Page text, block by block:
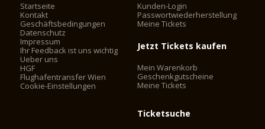
Startseite
Kontakt
Geschäftsbedingungen
Datenschutz
Impressum
Ihr Feedback ist uns wichtig
Ueber uns
HGF
Flughafentransfer Wien
Cookie-Einstellungen
Kunden-Login
Passwortwiederherstellung
Meine Tickets
Jetzt Tickets kaufen
Mein Warenkorb
Geschenkgutscheine
Meine Tickets
Ticketsuche